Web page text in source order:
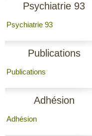
Psychiatrie 93
Psychiatrie 93
Publications
Publications
Adhésion
Adhésion